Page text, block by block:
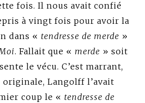
fois. Il nous avait confié
à vingt fois pour avoir la
dans « tendresse de merde »
. Fallait que « merde » soit
le vécu. C’est marrant,
originale, Langolff l’avait
coup le « tendresse de